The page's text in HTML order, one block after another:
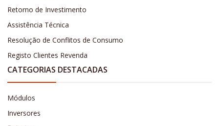
Retorno de Investimento
Assistência Técnica
Resolução de Conflitos de Consumo
Registo Clientes Revenda
CATEGORIAS DESTACADAS
Módulos
Inversores